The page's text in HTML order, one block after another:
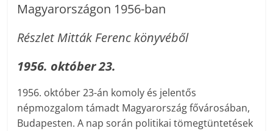
Magyarországon 1956-ban
Részlet Mitták Ferenc könyvéből
1956. október 23.
1956. október 23-án komoly és jelentős
népmozgalom támadt Magyarország fővárosában,
Budapesten. A nap során politikai tömegtüntetések